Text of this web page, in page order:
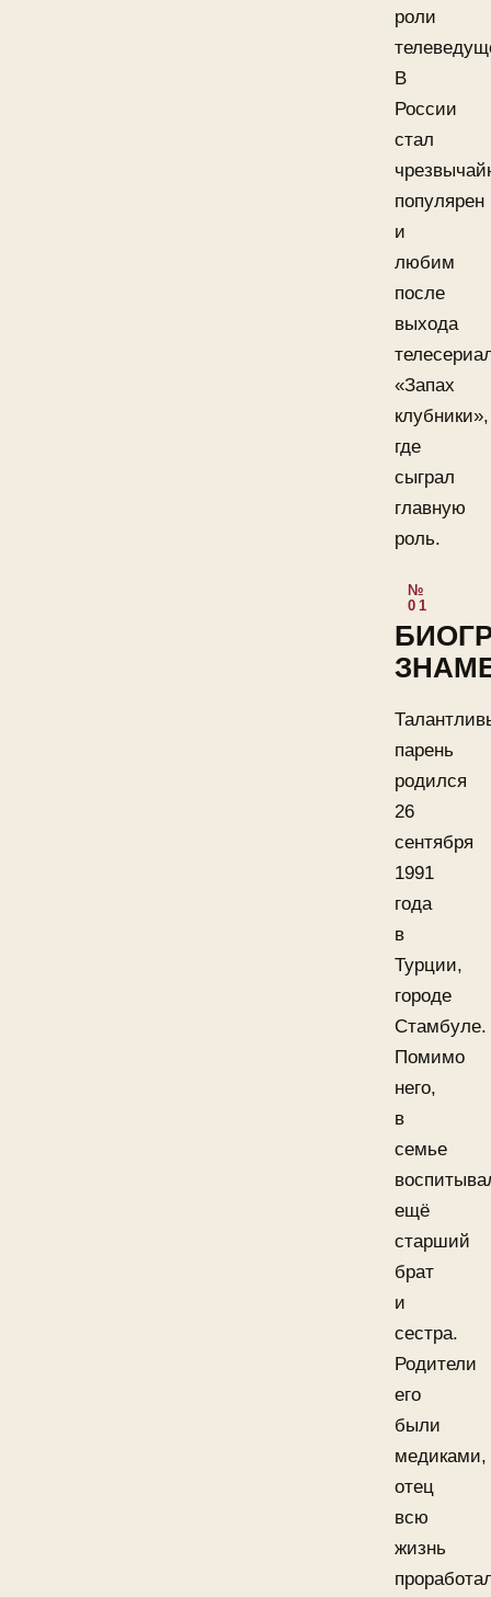
роли
В
России
стал
популярен
и
любим
после
выхода
«Запах
клубники»,
где
сыграл
главную
роль.
парень
родился
26
сентября
1991
года
в
Турции,
городе
Стамбуле.
Помимо
него,
в
семье
ещё
старший
брат
и
сестра.
Родители
его
были
медиками,
отец
всю
жизнь